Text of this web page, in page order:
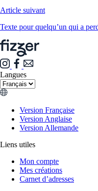
Article suivant
Texte pour quelqu’un qui a
Langues
Version Française
Version Anglaise
Version Allemande
Liens utiles
Mon compte
Mes créations
Carnet d’adresses